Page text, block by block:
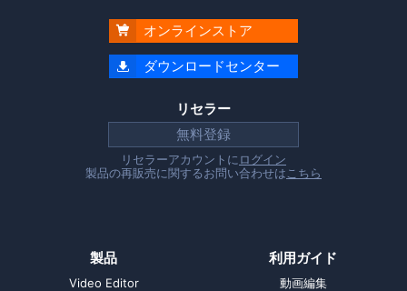
 オンラインストア
 ダウンロードセンター
リセラー
無料登録
リセラーアカウントにログイン
製品の再販売に関するお問い合わせはこちら
製品
Video Editor
利用ガイド
動画編集